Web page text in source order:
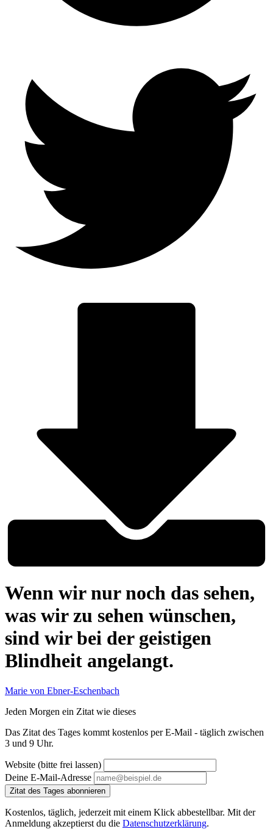
Wenn wir nur noch das sehen,
was wir zu sehen wünschen,
sind wir bei der geistigen
Blindheit angelangt.
Marie von Ebner-Eschenbach
Jeden Morgen ein Zitat wie dieses
Das Zitat des Tages kommt kostenlos per E-Mail - täglich zwischen
3 und 9 Uhr.
Website (bitte frei lassen)
Deine E-Mail-Adresse
Zitat des Tages abonnieren
Kostenlos, täglich, jederzeit mit einem Klick abbestellbar. Mit der
Anmeldung akzeptierst du die Datenschutzerklärung.